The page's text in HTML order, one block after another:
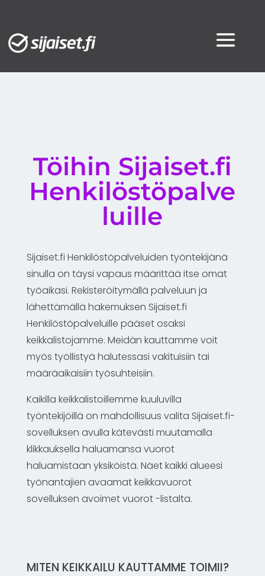
Töihin Sijaiset.fi
Henkilöstöpalve
luille
Sijaiset.fi Henkilöstöpalveluiden työntekijänä
sinulla on täysi vapaus määrittää itse omat
työaikasi. Rekisteröitymällä palveluun ja
lähettämällä hakemuksen Sijaiset.fi
Henkilöstöpalveluille pääset osaksi
keikkalistojamme. Meidän kauttamme voit
myös työllistyä halutessasi vakituisiin tai
määräaikaisiin työsuhteisiin.
Kaikilla keikkalistoillemme kuuluvilla
työntekijöillä on mahdollisuus valita Sijaiset.fi-
sovelluksen avulla kätevästi muutamalla
klikkauksella haluamansa vuorot
haluamistaan yksiköistä. Näet kaikki alueesi
työnantajien avaamat keikkavuorot
sovelluksen avoimet vuorot -listalta.
MITEN KEIKKAILU KAUTTAMME TOIMII?